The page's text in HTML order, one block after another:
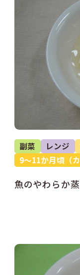
副菜 レンジ
9～11か月頃（
魚のやわらか